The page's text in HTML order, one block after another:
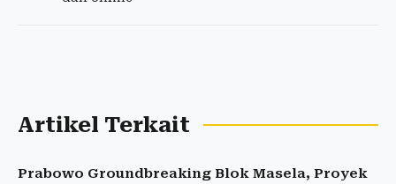
Artikel Terkait
Prabowo Groundbreaking Blok Masela, Proyek